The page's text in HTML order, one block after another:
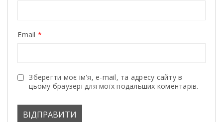
Email *
Зберегти моє ім'я, e-mail, та адресу сайту в
цьому браузері для моїх подальших коментарів.